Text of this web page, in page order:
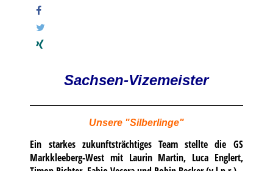
Sachsen-Vizemeister
Unsere "Silberlinge"
Ein starkes zukunftsträchtiges Team stellte die GS
Markkleeberg-West mit Laurin Martin, Luca Englert,